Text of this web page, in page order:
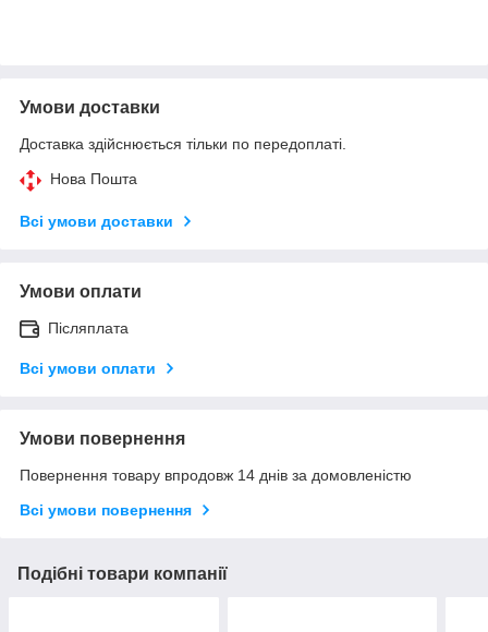
Умови доставки
Доставка здійснюється тільки по передоплаті.
Нова Пошта
Всі умови доставки
Умови оплати
Післяплата
Всі умови оплати
Умови повернення
Повернення товару впродовж 14 днів за домовленістю
Всі умови повернення
Подібні товари компанії